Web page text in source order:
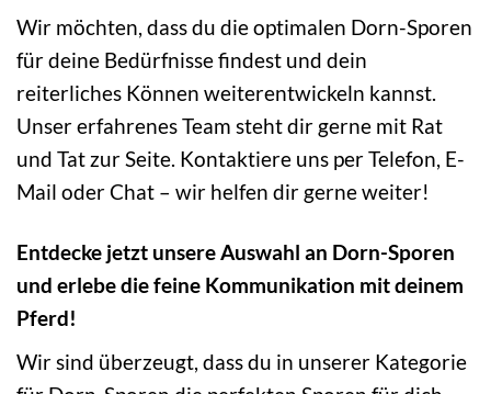
Wir möchten, dass du die optimalen Dorn-Sporen
für deine Bedürfnisse findest und dein
reiterliches Können weiterentwickeln kannst.
Unser erfahrenes Team steht dir gerne mit Rat
und Tat zur Seite. Kontaktiere uns per Telefon, E-
Mail oder Chat – wir helfen dir gerne weiter!
Entdecke jetzt unsere Auswahl an Dorn-Sporen
und erlebe die feine Kommunikation mit deinem
Pferd!
Wir sind überzeugt, dass du in unserer Kategorie